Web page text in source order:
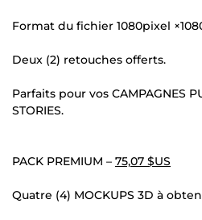
Format du fichier 1080pixel
Deux (2) retouches offerts.
Parfaits pour vos CAMPAGNES
STORIES.
PACK PREMIUM – 75,07 $US
Quatre (4) MOCKUPS 3D à